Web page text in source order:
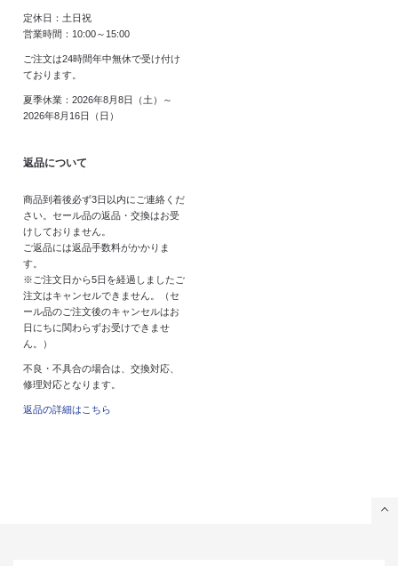
定休日：土日祝
営業時間：10:00～15:00
ご注文は24時間年中無休で受け付け
ております。
夏季休業：2026年8月8日（土）～
2026年8月16日（日）
返品について
商品到着後必ず3日以内にご連絡くだ
さい。セール品の返品・交換はお受
けしておりません。
ご返品には返品手数料がかかりま
す。
※ご注文日から5日を経過しましたご
注文はキャンセルできません。（セ
ール品のご注文後のキャンセルはお
日にちに関わらずお受けできませ
ん。）
不良・不具合の場合は、交換対応、
修理対応となります。
返品の詳細はこちら